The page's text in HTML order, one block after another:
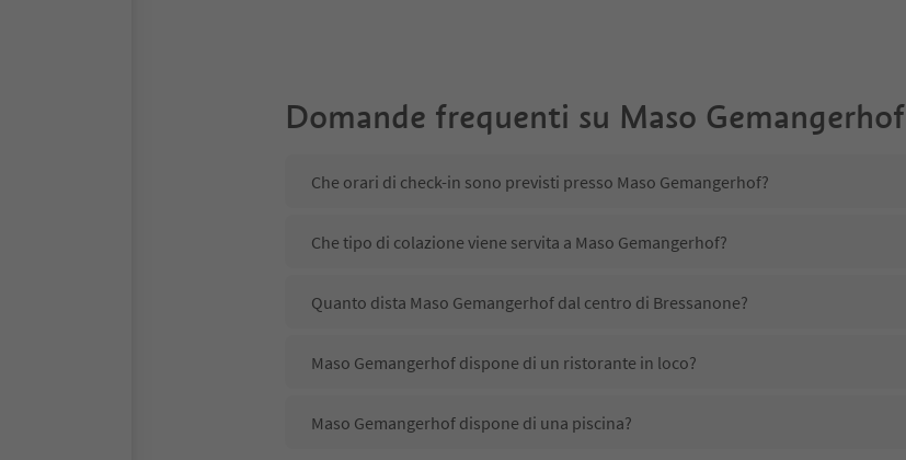
Domande frequenti su Maso Gemangerhof
Che orari di check-in sono previsti presso Maso Gemangerhof?
Che tipo di colazione viene servita a Maso Gemangerhof?
Quanto dista Maso Gemangerhof dal centro di Bressanone?
Maso Gemangerhof dispone di un ristorante in loco?
Maso Gemangerhof dispone di una piscina?